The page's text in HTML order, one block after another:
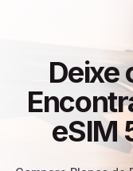
Deixe
eSIM